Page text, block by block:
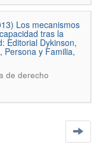
Los mecanismos
tras la
Editorial Dykinson,
Persona y Familia,
de derecho